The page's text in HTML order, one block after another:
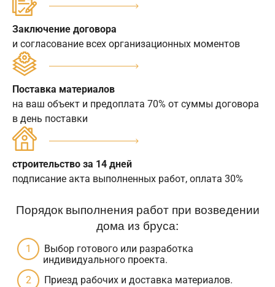
Заключение договора
и согласование всех организационных моментов
Поставка материалов
на ваш объект и предоплата 70% от суммы договора
в день поставки
строительство за 14 дней
подписание акта выполненных работ, оплата 30%
Порядок выполнения работ при возведении
дома из бруса:
Выбор готового или разработка
индивидуального проекта.
Приезд рабочих и доставка материалов.